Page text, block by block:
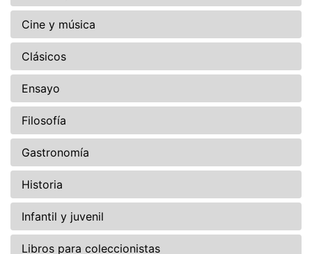
Cine y música
Clásicos
Ensayo
Filosofía
Gastronomía
Historia
Infantil y juvenil
Libros para coleccionistas